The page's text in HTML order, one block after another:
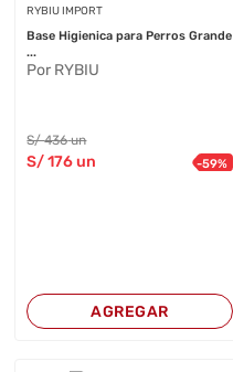
RYBIU IMPORT
Base Higienica para Perros Grande
...
Por RYBIU
S/436 un
S/176 un -59%
AGREGAR